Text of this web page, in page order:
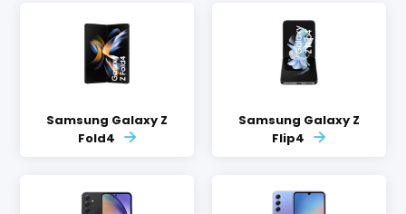
Samsung Galaxy Z
Fold4
Samsung Galaxy Z
Flip4